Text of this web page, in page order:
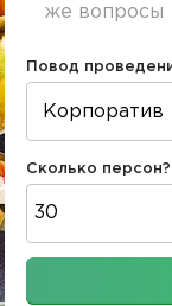
же вопросы
Повод
Сколько персон?